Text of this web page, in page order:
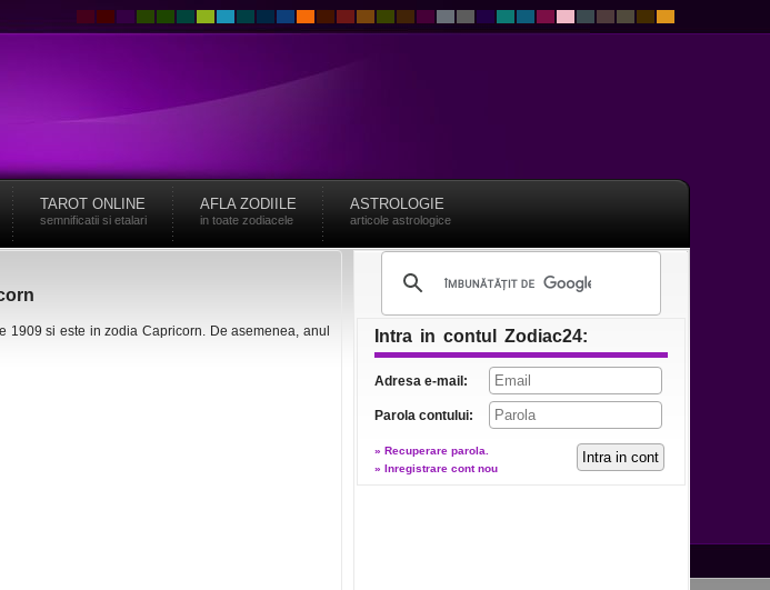
TAROT ONLINE
semnificatii si etalari
AFLA ZODIILE
in toate zodiacele
ASTROLOGIE
articole astrologice
1909 si este in zodia Capricorn. De asemenea, anul
Intra in contul Zodiac24:
Adresa e-mail:
Parola contului:
» Recuperare parola.
» Inregistrare cont nou